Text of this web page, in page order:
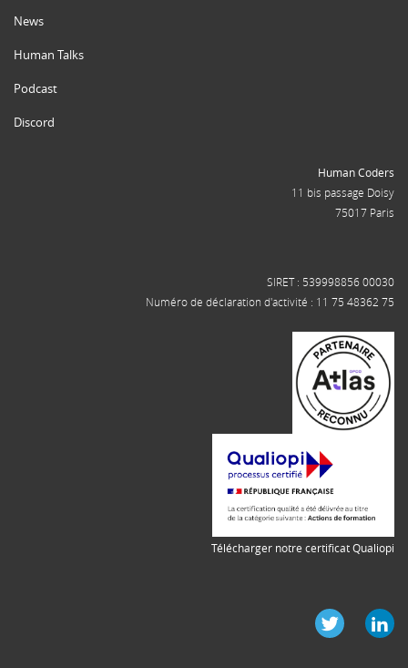
News
Human Talks
Podcast
Discord
Human Coders
11 bis passage Doisy
75017 Paris
SIRET : 539998856 00030
Numéro de déclaration d'activité : 11 75 48362 75
Télécharger notre certificat Qualiopi